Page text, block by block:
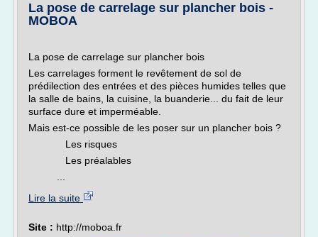
La pose de carrelage sur plancher bois -
MOBOA
La pose de carrelage sur plancher bois
Les carrelages forment le revêtement de sol de
prédilection des entrées et des pièces humides telles que
la salle de bains, la cuisine, la buanderie... du fait de leur
surface dure et imperméable.
Mais est-ce possible de les poser sur un plancher bois ?
Les risques
Les préalables
Lire la suite
Site : http://moboa.fr